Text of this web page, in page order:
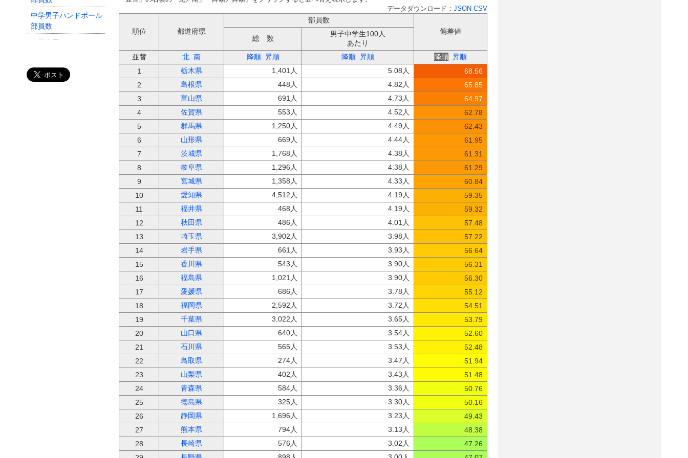
中学男子ハンドボール
部員数
中学女子ハンドボール
高校女子柔道部員数
高校男子柔道部員数
データダウンロード： JSON CSV
順位 都道府県
部員数
偏差値
総 数
男子中学生100人
あたり
並替
北 南 降順 昇順 降順 昇順 降順 昇順
1
栃木県 1,401人 5.08人
68.56
2
島根県 448人 4.82人
65.85
3
富山県 691人 4.73人
64.97
4
佐賀県 553人 4.52人
62.78
5
群馬県 1,250人 4.49人
62.43
6
山形県 669人 4.44人
61.95
7
茨城県 1,768人 4.38人
61.31
8
岐阜県 1,296人 4.38人
61.29
9
宮城県 1,358人 4.33人
60.84
10
愛知県 4,512人 4.19人
59.35
11
福井県 468人 4.19人
59.32
12
秋田県 486人 4.01人
57.48
13
埼玉県 3,902人 3.98人
57.22
14
岩手県 661人 3.93人
56.64
15
香川県 543人 3.90人
56.31
16
福島県 1,021人 3.90人
56.30
17
愛媛県 686人 3.78人
55.12
18
福岡県 2,592人 3.72人
54.51
19
千葉県 3,022人 3.65人
53.79
20
山口県 640人 3.54人
52.60
21
石川県 565人 3.53人
52.48
22
鳥取県 274人 3.47人
51.94
23
山梨県 402人 3.43人
51.48
24
青森県 584人 3.36人
50.76
25
徳島県 325人 3.30人
50.16
26
静岡県 1,696人 3.23人
49.43
27
熊本県 794人 3.13人
48.38
28
長崎県 576人 3.02人
47.26